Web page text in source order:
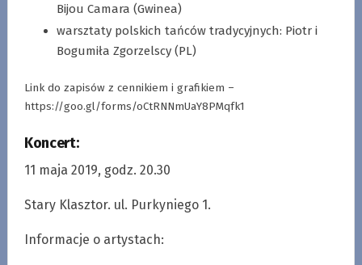
Bijou Camara (Gwinea)
warsztaty polskich tańców tradycyjnych: Piotr i
Bogumiła Zgorzelscy (PL)
Link do zapisów z cennikiem i grafikiem –
https://goo.gl/forms/oCtRNNmUaY8PMqfk1
Koncert:
11 maja 2019, godz. 20.30
Stary Klasztor. ul. Purkyniego 1.
Informacje o artystach: